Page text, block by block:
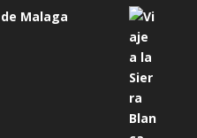
Malaga